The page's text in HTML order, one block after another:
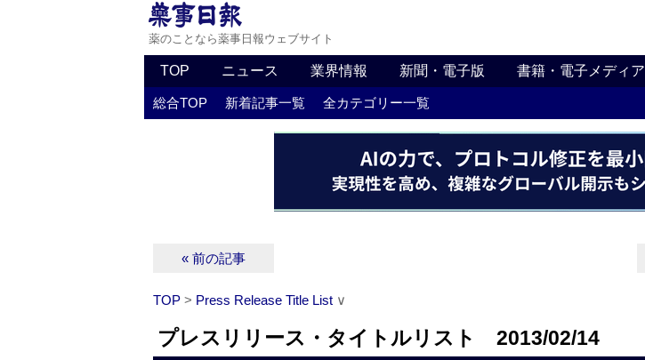
薬のことなら薬事日報ウェブサイト
TOP ニュース 業界情報 新聞・電子版 書籍・電子メディア
総合TOP 新着記事一覧 全カテゴリー一覧
« 前の記事
TOP > Press Release Title List ∨
プレスリリース・タイトルリスト 2013/02/14